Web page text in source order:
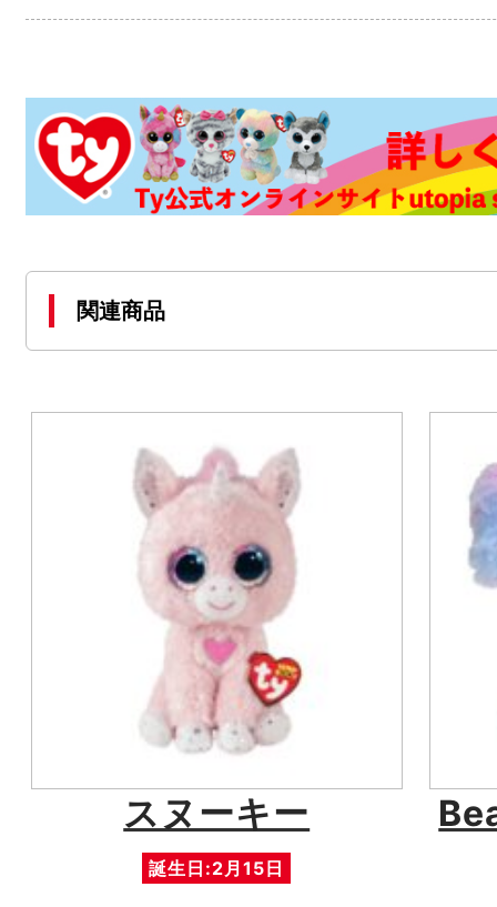
関連商品
スヌーキー
誕生日:2月15日